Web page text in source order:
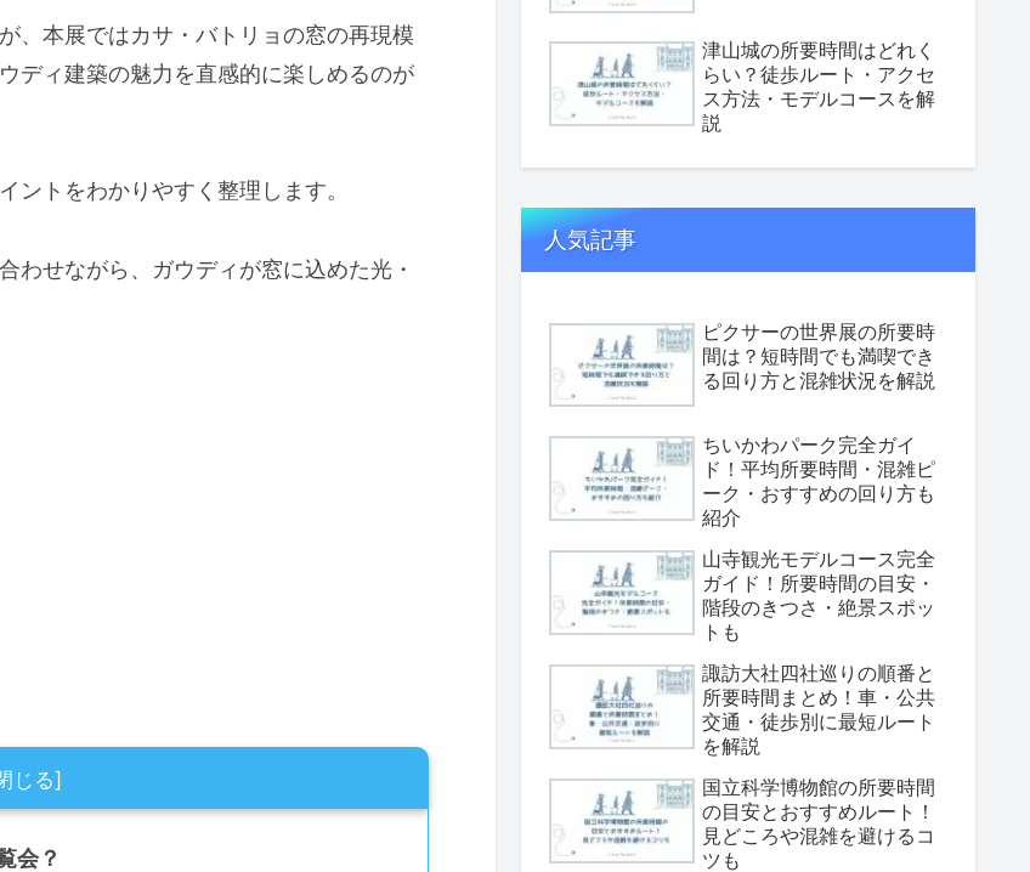
、本展ではカサ・バトリョの窓の再現模
ディ建築の魅力を直感的に楽しめるのが
ントをわかりやすく整理します。
わせながら、ガウディが窓に込めた光・
会？
津山城の所要時間はどれく
らい？徒歩ルート・アクセ
ス方法・モデルコースを解
説
人気記事
ピクサーの世界展の所要時
間は？短時間でも満喫でき
る回り方と混雑状況を解説
ちいかわパーク完全ガイ
ド！平均所要時間・混雑ピ
ーク・おすすめの回り方も
紹介
山寺観光モデルコース完全
ガイド！所要時間の目安・
階段のきつさ・絶景スポッ
トも
諏訪大社四社巡りの順番と
所要時間まとめ！車・公共
交通・徒歩別に最短ルート
を解説
国立科学博物館の所要時間
の目安とおすすめルート！
見どころや混雑を避けるコ
ツも